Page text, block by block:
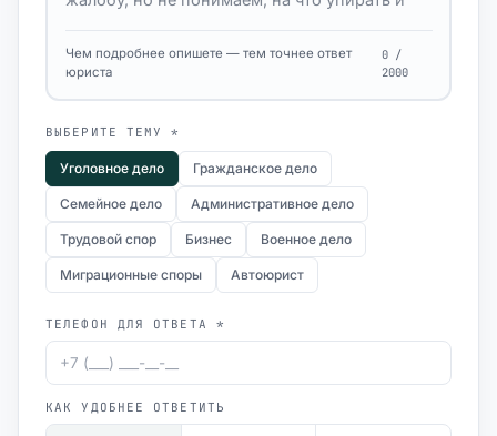
Чем подробнее опишете — тем точнее ответ
юриста
0 /
2000
ВЫБЕРИТЕ ТЕМУ *
Уголовное дело Гражданское дело
Семейное дело Административное дело
Трудовой спор Бизнес Военное дело
Миграционные споры Автоюрист
ТЕЛЕФОН ДЛЯ ОТВЕТА *
КАК УДОБНЕЕ ОТВЕТИТЬ